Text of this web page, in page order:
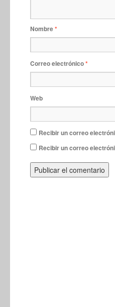
Nombre*
Correo electrónico*
Web
Recibir un correo
Recibir un correo